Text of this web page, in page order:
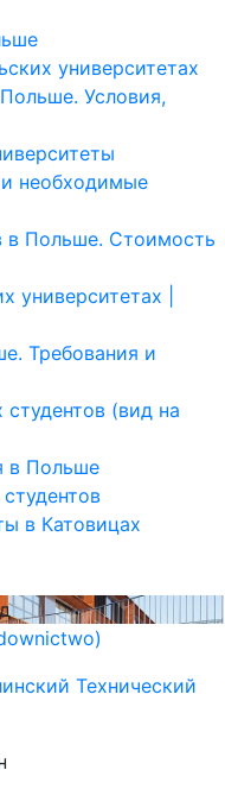
университетах
Условия,
и необходимые
в Польше. Стоимость
университетах |
Требования и
(вид на
в Польше
в Катовицах
Технический